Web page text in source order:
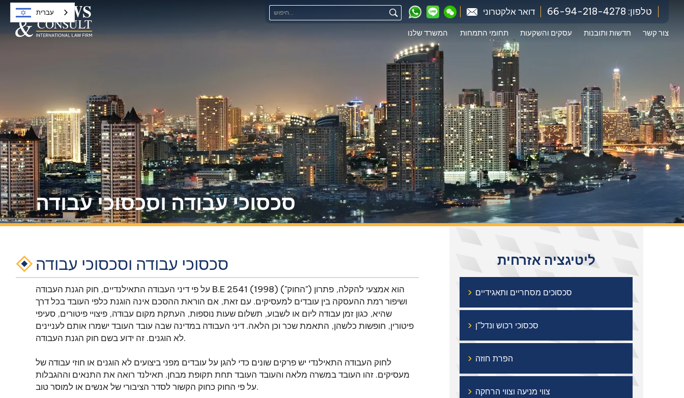
דואר אלקטרוני טלפון: 66-94-218-4278
המשרד שלנו תחומי התמחות עסקים והשקעות חדשות ותובנות צור קשר
סכסוכי עבודה וסכסוכי עבודה
סכסוכי עבודה וסכסוכי עבודה
על פי דיני העבודה התאילנדיים, חוק הגנת העבודה B.E 2541 (1998) ("החוק") הוא אמצעי להקלה, פתרון
ושיפור רמת ההעסקה בין עובדים למעסיקים. עם זאת, אם הוראת ההסכם אינה הוגנת כלפי העובד בכל דרך
שהיא, כגון זמן עבודה ליום או לשבוע, תשלום שעות נוספות, העתקת מקום עבודה, פיצויי פיטורים, סעיפי
פיטורין, חופשות כלשהן, התאמת שכר וכן הלאה. דיני העבודה במדינה שבה עובד העובד ישמרו אותם לעניינים
לא הוגנים. זה ידוע בשם חוק הגנת העבודה.
לחוק העבודה התאילנדי יש פרקים שונים כדי להגן על עובדים מפני ביצועים לא הוגנים או חוזי עבודה של
מעסיקים. זהו העובד במשרה מלאה והעובד העובד תחת תקופת מבחן. תאילנד רואה את התנאים וההגבלות
על פי החוק כחוק הקשור לסדר הציבורי של אנשים או למוסר טוב.
ליטיגציה אזרחית
›
›
› הפרת חוזה
› צווי מניעה וצווי הרחקה
עברית